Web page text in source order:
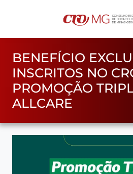
BENEFÍCIO
INSCRITOS NO
PROMOÇÃO
ALLCARE